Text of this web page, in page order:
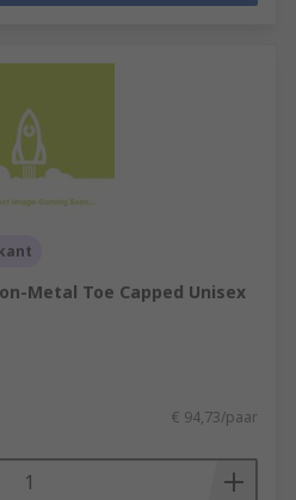
Metal Toe Capped Unisex
€ 94,73/paar